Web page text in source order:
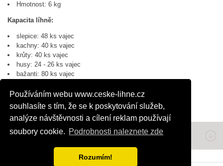
Používáním webu www.ceske-lihne.cz
souhlasíte s tím, že se k poskytování služeb,
analýze návštěvnosti a cílení reklam používají
soubory cookie. Podrobnosti naleznete zde
Rozumím!
Hmotnost: 6 kg
Kapacita líhně:
slepice: 48 ks vajec
kachny: 40 ks vajec
krůty: 40 ks vajec
husy: 24 - 26 ks vajec
bažanti: 80 ks vajec
Další produkty:Líheň MONOPLAST 60
Napište nám